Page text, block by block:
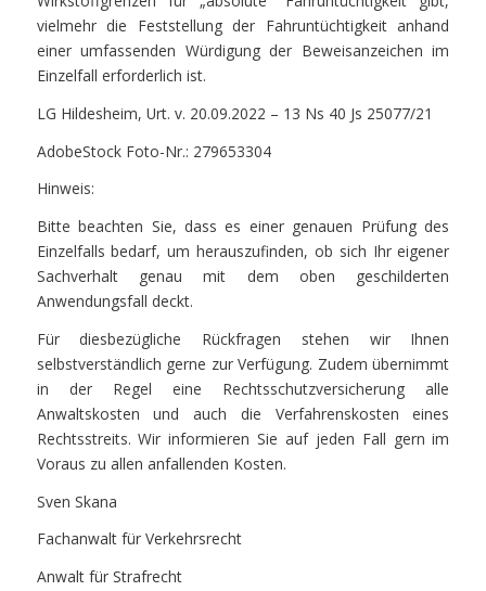
vielmehr die Feststellung der Fahruntüchtigkeit anhand
einer umfassenden Würdigung der Beweisanzeichen im
Einzelfall erforderlich ist.
LG Hildesheim, Urt. v. 20.09.2022 – 13 Ns 40 Js 25077/21
AdobeStock Foto-Nr.: 279653304
Hinweis:
Bitte beachten Sie, dass es einer genauen Prüfung des
Einzelfalls bedarf, um herauszufinden, ob sich Ihr eigener
Sachverhalt genau mit dem oben geschilderten
Anwendungsfall deckt.
Für diesbezügliche Rückfragen stehen wir Ihnen
selbstverständlich gerne zur Verfügung. Zudem übernimmt
in der Regel eine Rechtsschutzversicherung alle
Anwaltskosten und auch die Verfahrenskosten eines
Rechtsstreits. Wir informieren Sie auf jeden Fall gern im
Voraus zu allen anfallenden Kosten.
Sven Skana
Fachanwalt für Verkehrsrecht
Anwalt für Strafrecht